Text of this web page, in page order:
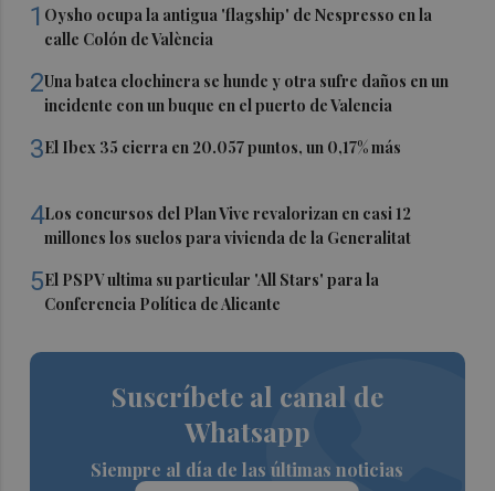
1 Oysho ocupa la antigua 'flagship' de Nespresso en la
calle Colón de València
2Una batea clochinera se hunde y otra sufre daños en un
incidente con un buque en el puerto de Valencia
3El Ibex 35 cierra en 20.057 puntos, un 0,17% más
4Los concursos del Plan Vive revalorizan en casi 12
millones los suelos para vivienda de la Generalitat
5El PSPV ultima su particular 'All Stars' para la
Conferencia Política de Alicante
Suscríbete al canal de
Whatsapp
Siempre al día de las últimas noticias